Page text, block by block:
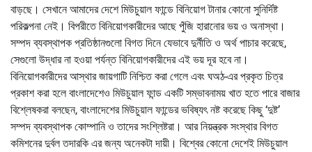
বাড়ছে। সেখানে আমাদের দেশে মিউচুয়াল ফান্ডে বিনিয়োগ টানার কোনো সুনির্দিষ্ট
পরিকল্পনা নেই। বিপরীতে বিনিয়োগকারীদের আছে পুঁজি হারানোর ভয় ও অনাস্থা।
সম্পদ ব্যবস্থাপক প্রতিষ্ঠানগুলো বিগত দিনে যেভাবে দুর্নীতি ও অর্থ পাচার করেছে,
সেগুলো উদ্ধার না হওয়া পর্যন্ত বিনিয়োগকারীদের এই ভয় দূর হবে না।
বিনিয়োগকারীদের আস্থার জায়গাটি নিশ্চিত করা গেলে এবং ঘঅঠ-এর প্রকৃত চিত্র
প্রকাশ করা হলে বাংলাদেশেও মিউচুয়াল ফান্ড একটি সম্ভাবনাময় খাত হতে পারে বাজার
বিশ্লেষকরা বলছেন, বাংলাদেশের মিউচুয়াল ফান্ডের ভবিষ্যৎ নষ্ট করেছে কিছু ‘দুষ্ট’
সম্পদ ব্যবস্থাপক কোম্পানি ও তাদের সংশ্লিষ্টরা। আর নিয়ন্ত্রক সংস্থার বিগত
কমিশনের দুর্বল তদারকি এর জন্য অনেকটা দায়ী। বিশ্বের কোনো দেশেই মিউচুয়াল